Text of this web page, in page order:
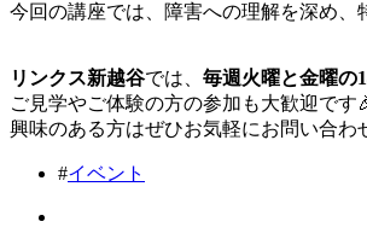
今回の講座では、障害への理解を深め、
リンクス新越谷では、 毎週火曜と金曜の
ご見学やご体験の方の参加も大歓迎です
興味のある方はぜひお気軽にお問い合わ
#イベント